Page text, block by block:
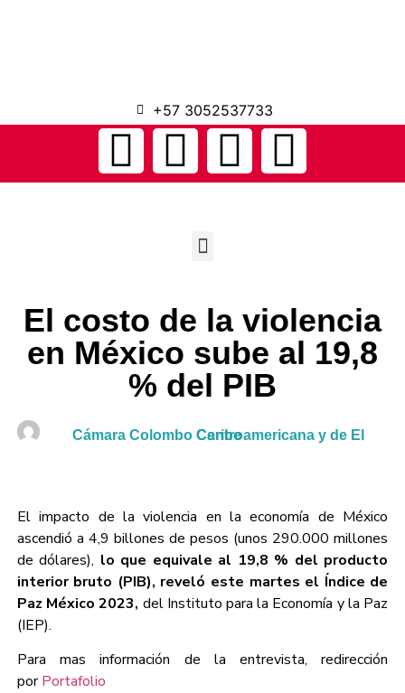
+57 3052537733
El costo de la violencia
en México sube al 19,8
% del PIB
Cámara Colombo Centroamericana y de El Caribe
El impacto de la violencia en la economía de México
ascendió a 4,9 billones de pesos (unos 290.000 millones
de dólares), lo que equivale al 19,8 % del producto
interior bruto (PIB), reveló este martes el Índice de
Paz México 2023, del Instituto para la Economía y la Paz
(IEP).
Para mas información de la entrevista, redirección
porPortafolio